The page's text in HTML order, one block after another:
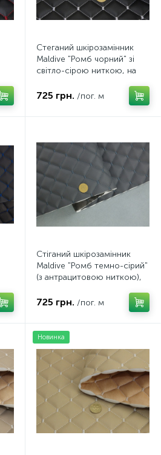
Стеганий шкірозамінник
Maldive "Ромб чорний" зі
світло-сірою ниткою, на
ширина 1,35м Туреччина
725 грн. /пог. м
Стіганий шкірозамінник
Maldive "Ромб темно-сірий"
(з антрацитовою ниткою),
7мм, ширина 1,35м
725 грн. /пог. м
Новинка